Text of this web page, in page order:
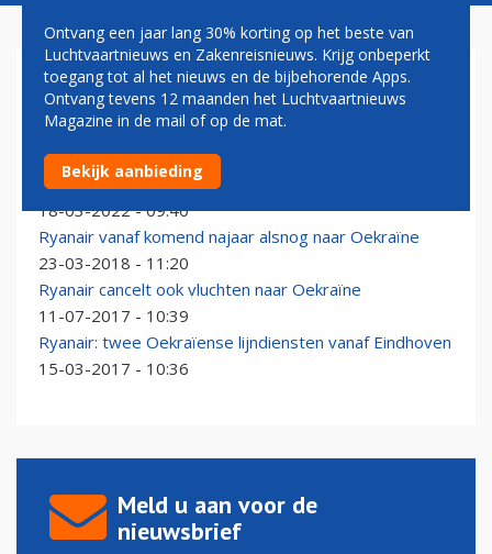
LVIV
Vliegtuigonderhoudscomplex bij luchthaven Lviv
aangevallen
18-03-2022 - 09:40
Ryanair vanaf komend najaar alsnog naar Oekraïne
23-03-2018 - 11:20
Ryanair cancelt ook vluchten naar Oekraïne
11-07-2017 - 10:39
Ryanair: twee Oekraïense lijndiensten vanaf Eindhoven
15-03-2017 - 10:36
Meld u aan voor de
nieuwsbrief
Ontvang een jaar lang 30% korting op het beste van
Luchtvaartnieuws en Zakenreisnieuws. Krijg onbeperkt
toegang tot al het nieuws en de bijbehorende Apps.
Ontvang tevens 12 maanden het Luchtvaartnieuws
Magazine in de mail of op de mat.
Bekijk aanbieding